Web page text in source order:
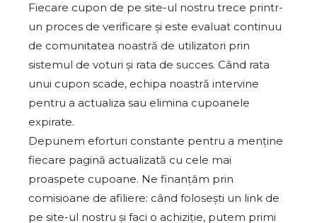
Fiecare cupon de pe site-ul nostru trece printr-
un proces de verificare și este evaluat continuu
de comunitatea noastră de utilizatori prin
sistemul de voturi și rata de succes. Când rata
unui cupon scade, echipa noastră intervine
pentru a actualiza sau elimina cupoanele
expirate.
Depunem eforturi constante pentru a menține
fiecare pagină actualizată cu cele mai
proaspete cupoane. Ne finanțăm prin
comisioane de afiliere: când folosești un link de
pe site-ul nostru și faci o achiziție, putem primi